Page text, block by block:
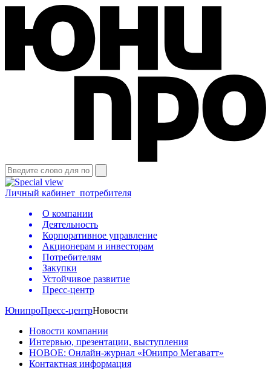
Личный кабинет потребителя
О компании
Деятельность
Корпоративное управление
Акционерам и инвесторам
Потребителям
Закупки
Устойчивое развитие
Пресс-центр
ЮнипроПресс-центрНовости
Новости компании
Интервью, презентации, выступления
НОВОЕ: Онлайн-журнал «Юнипро Мегаватт»
Контактная информация